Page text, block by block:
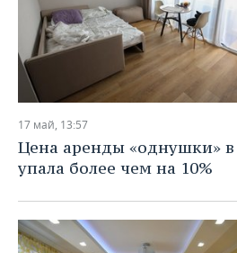
17 май, 13:57
Цена аренды «однушки» в
упала более чем на 10%